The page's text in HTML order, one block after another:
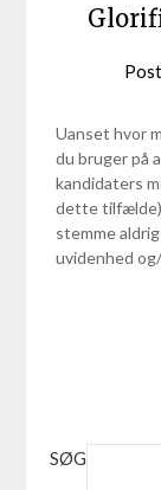
Uanset hvor
du bruger på
kandidaters
dette tilfælde)
stemme
uvidenhed
SØG